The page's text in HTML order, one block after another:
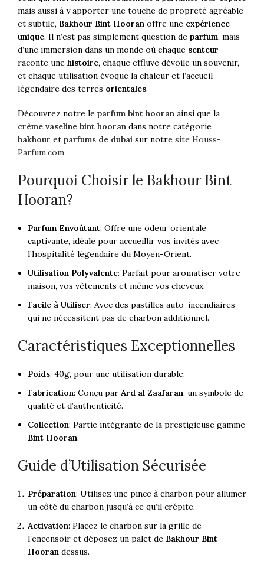
mais aussi à y apporter une touche de propreté agréable
et subtile, Bakhour Bint Hooran offre une expérience
unique. Il n’est pas simplement question de parfum, mais
d’une immersion dans un monde où chaque senteur
raconte une histoire, chaque effluve dévoile un souvenir,
et chaque utilisation évoque la chaleur et l’accueil
légendaire des terres orientales.
Découvrez notre le parfum bint hooran ainsi que la
crème vaseline bint hooran dans notre catégorie
bakhour et parfums de dubai sur notre site Houss-
Parfum.com
Pourquoi Choisir le Bakhour Bint
Hooran?
Parfum Envoûtant: Offre une odeur orientale
captivante, idéale pour accueillir vos invités avec
l’hospitalité légendaire du Moyen-Orient.
Utilisation Polyvalente: Parfait pour aromatiser votre
maison, vos vêtements et même vos cheveux.
Facile à Utiliser: Avec des pastilles auto-incendiaires
qui ne nécessitent pas de charbon additionnel.
Caractéristiques Exceptionnelles
Poids: 40g, pour une utilisation durable.
Fabrication: Conçu par Ard al Zaafaran, un symbole de
qualité et d’authenticité.
Collection: Partie intégrante de la prestigieuse gamme
Bint Hooran.
Guide d’Utilisation Sécurisée
Préparation: Utilisez une pince à charbon pour allumer
un côté du charbon jusqu’à ce qu’il crépite.
Activation: Placez le charbon sur la grille de
l’encensoir et déposez un palet de Bakhour Bint
Hooran dessus.